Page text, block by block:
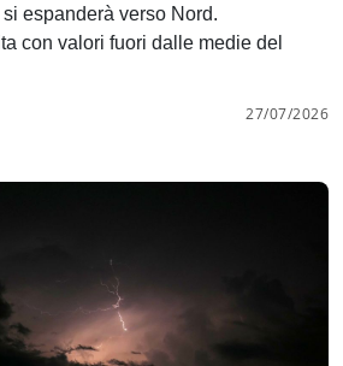
espanderà verso Nord.
con valori fuori dalle medie del
27/07/2026